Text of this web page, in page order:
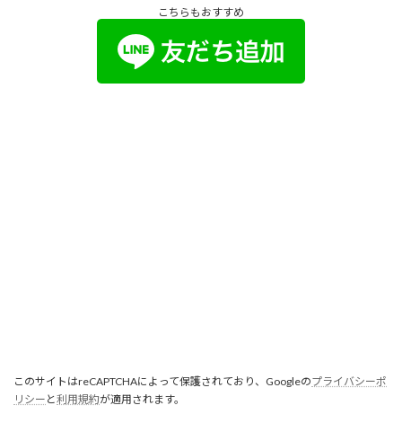
こちらもおすすめ
このサイトはreCAPTCHAによって保護されており、Googleのプライバシーポ
リシー と利用規約が適用されます。